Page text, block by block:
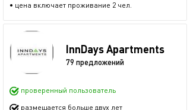
• цена включает проживание 2 чел.
InnDays Apartments
79 предложений
проверенный пользователь
размещается больше двух лет